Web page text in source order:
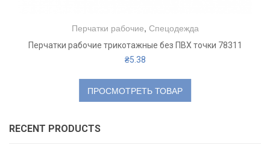
Перчатки рабочие, Спецодежда
Перчатки рабочие трикотажные без ПВХ точки 78311
₴5.38
ПРОСМОТРЕТЬ ТОВАР
RECENT PRODUCTS